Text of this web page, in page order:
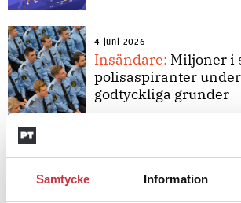
Samtycke Information
4 juni 2026
Insändare: Miljoner i
polisaspiranter
godtyckliga grunder
Jens Mårtensson:
– nu ska han lära sig